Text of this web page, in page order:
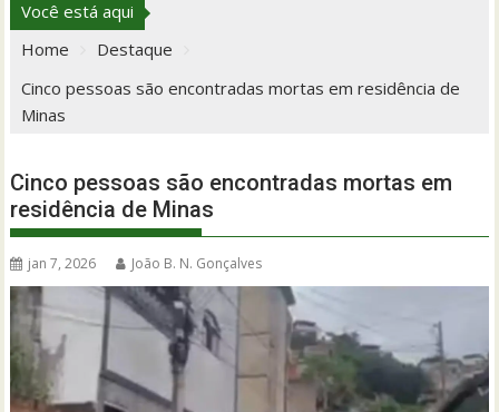
Você está aqui
Home
Destaque
Cinco pessoas são encontradas mortas em residência de
Minas
Cinco pessoas são encontradas mortas em
residência de Minas
jan 7, 2026 João B. N. Gonçalves